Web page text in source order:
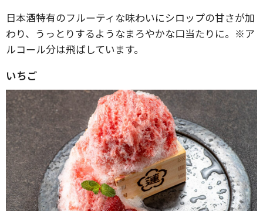
日本酒特有のフルーティな味わいにシロップの甘さが加
わり、うっとりするようなまろやかな口当たりに。※ア
ルコール分は飛ばしています。
いちご